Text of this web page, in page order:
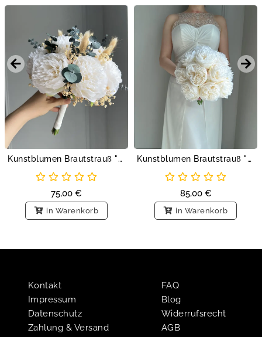
Kunstblumen Brautstrauß "Pfingstrosen und Eukalyptus"
75,00 €
in Warenkorb
Kunstblumen Brautstrauß "Weiße Pfingstrosen"
85,00 €
in Warenkorb
Kontakt
Impressum
Datenschutz
Zahlung & Versand
FAQ
Blog
Widerrufsrecht
AGB